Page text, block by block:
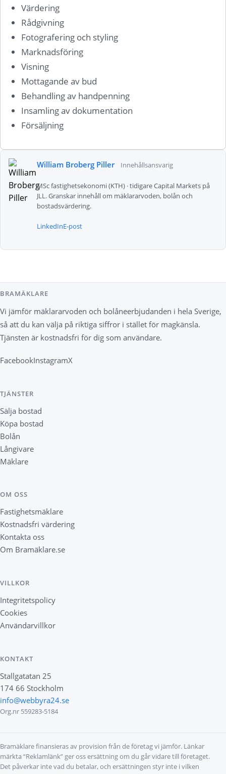
Värdering
Rådgivning
Fotografering och styling
Marknadsföring
Visning
Mottagande av bud
Behandling av handpenning
Insamling av dokumentation
Försäljning
William Broberg Piller Innehållsansvarig
MSc fastighetsekonomi (KTH) · tidigare Capital Markets på
JLL. Granskar innehåll om mäklararvoden, bolån och
bostadsvärdering.
LinkedInE-post
BRAMÄKLARE
Vi jämför mäklararvoden och bolåneerbjudanden i hela Sverige,
så att du kan välja på riktiga siffror i stället för magkänsla.
Tjänsten är kostnadsfri för dig som användare.
FacebookInstagramX
TJÄNSTER
Sälja bostad
Köpa bostad
Bolån
Långivare
Mäklare
OM OSS
Fastighetsmäklare
Kostnadsfri värdering
Kontakta oss
Om Bramäklare.se
VILLKOR
Integritetspolicy
Cookies
Användarvillkor
KONTAKT
Stallgatatan 25
174 66 Stockholm
info@webbyra24.se
Org.nr 559283-5184
Bramäklare finansieras av provision från de företag vi jämför. Länkar
märkta “Reklamlänk” ger oss ersättning om du går vidare till företaget.
Det påverkar inte vad du betalar, och ersättningen styr inte i vilken